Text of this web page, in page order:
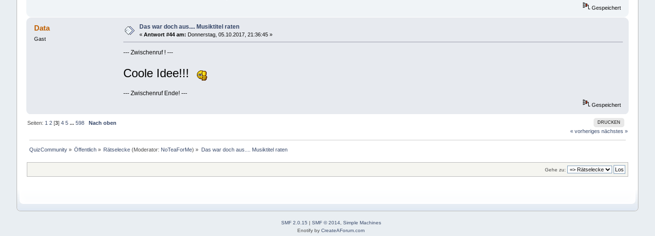
Gespeichert
Data
Gast
Das war doch aus.... Musiktitel raten
« Antwort #44 am: Donnerstag, 05.10.2017, 21:36:45 »
--- Zwischenruf ! ---
Coole Idee!!!
--- Zwischenruf Ende! ---
Gespeichert
DRUCKEN
Seiten: 1 2[3] 4 5 ... 598
Nach oben
« vorheriges nächstes »
QuizCommunity» Öffentlich » Rätselecke (Moderator: NoTeaForMe) » Das war doch aus.... Musiktitel raten
Gehe zu:
SMF 2.0.15 | SMF © 2014, Simple Machines
Enotify byCreateAForum.com